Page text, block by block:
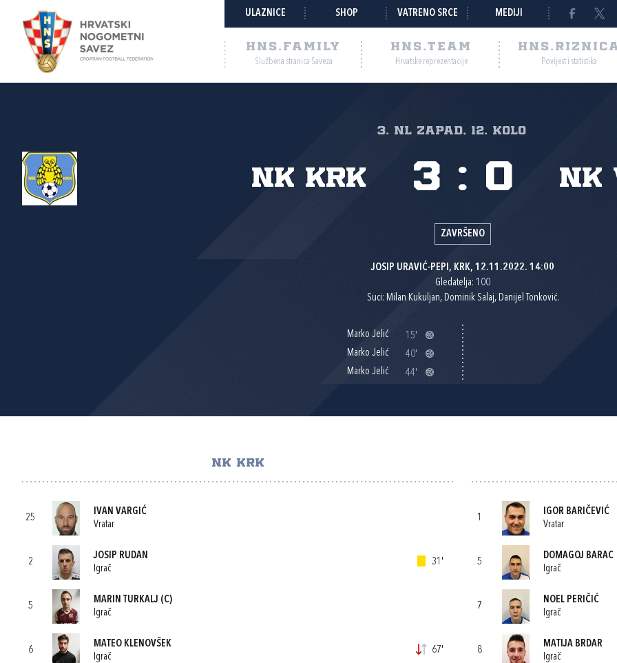
ULAZNICE SHOP VATRENO SRCE MEDIJI
HNS.FAMILY
Službena stranica Saveza
HNS.TEAM
Hrvatske reprezentacije Povijest i statistika
3. NL Zapad, 12. kolo
NK Krk NK
3 : 0
ZAVRŠENO
JOSIP URAVIĆ-PEPI, KRK, 12.11.2022. 14:00
Gledatelja: 100
Suci: Milan Kukuljan, Dominik Salaj, Danijel Tonković.
Marko Jelić
15'
Marko Jelić
40'
Marko Jelić
44'
NK KRK
25
IVAN VARGIĆ
Vratar
2
JOSIP RUDAN
Igrač
31'
5
MARIN TURKALJ (C)
Igrač
6
MATEO KLENOVŠEK
Igrač
67'
1
IGOR BARIČEVIĆ
Vratar
5
DOMAGOJ BARAC
Igrač
7
NOEL PERIČIĆ
Igrač
8
MATIJA BRDAR
Igrač